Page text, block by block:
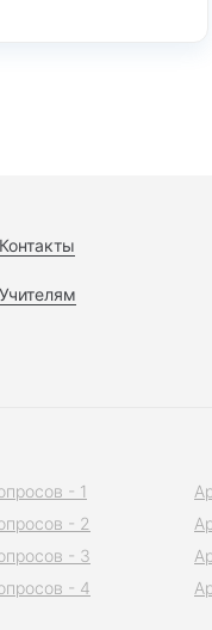
Контакты
Учителям
- 1
- 2
- 3
- 4